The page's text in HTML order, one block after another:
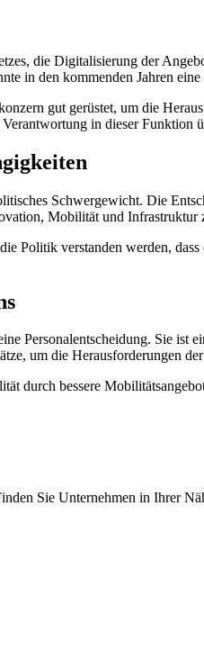
die Digitalisierung der
in den kommenden Jahren
gut gerüstet, um die
in dieser
Schwergewicht. Die
Mobilität und
Politik verstanden werden,
Personalentscheidung. Sie
um die Herausforderungen
durch bessere
Sie Unternehmen in Ihrer